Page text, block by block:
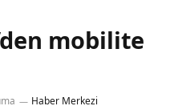
mobilite
Haber Merkezi